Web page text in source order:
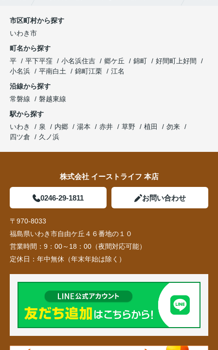
市区町村から探す
いわき市
町名から探す
平
平下平窪 小名浜住吉 郷ケ丘 錦町
好間町上好間
小名浜
平南白土 錦町江栗
江名
沿線から探す
常磐線
磐越東線
駅から探す
いわき
泉 内郷 湯本 赤井 草野 植田
勿来
四ツ倉
久ノ浜
株式会社 イーストライフ 本店
0246-29-1811 お問い合わせ
〒970-8033
福島県いわき市自由ケ丘４６番地の１０
営業時間： 9：00～18：00（夜間対応可能）
定休日： 年中無休（年末年始は除く）